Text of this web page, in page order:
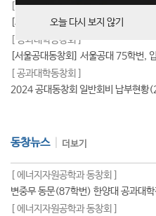
오늘 다시 보지 않기
[ 공과대학동창회 ]
[ 공과대학동창회 ]
[ 공과대학동창회 ]
2024 공대동창회 일반회비 납부현
동창뉴스 더보기
[ 에너지자원공학과 동창회 ]
[ 에너지자원공학과 동창회 ]